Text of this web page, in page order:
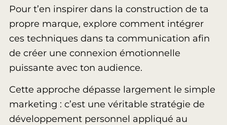
Pour t’en inspirer dans la construction de ta
propre marque, explore comment intégrer
ces techniques dans ta communication afin
de créer une connexion émotionnelle
puissante avec ton audience.
Cette approche dépasse largement le simple
marketing : c’est une véritable stratégie de
développement personnel appliqué au